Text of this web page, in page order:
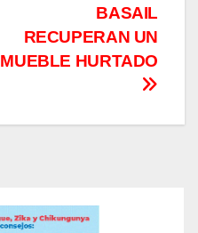
BASAIL
RECUPERAN UN
MUEBLE HURTADO